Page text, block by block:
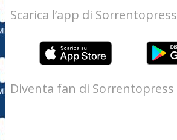
Scarica l’app di Sorrentopress
Diventa fan di Sorrentopress